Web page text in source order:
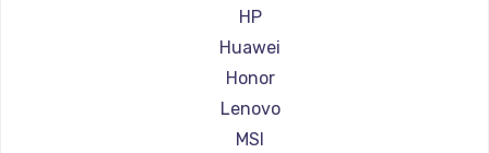
Ремонт ноутбуков Aorus
Ремонт ноутбуков Maibenben
Ремонт ноутбуков Getac
Ремонт ноутбуков Epson
Ремонт ноутбуков Philips
HP
Huawei
Honor
Lenovo
MSI